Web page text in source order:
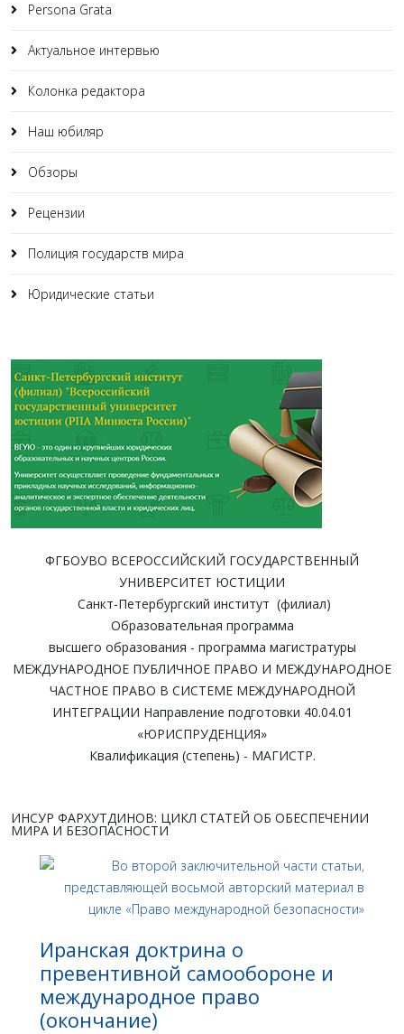
Persona Grata
Актуальное интервью
Колонка редактора
Наш юбиляр
Обзоры
Рецензии
Полиция государств мира
Юридические статьи
ФГБОУВО ВСЕРОССИЙСКИЙ ГОСУДАРСТВЕННЫЙ
УНИВЕРСИТЕТ ЮСТИЦИИ
Санкт-Петербургский институт (филиал)
Образовательная программа
высшего образования - программа магистратуры
МЕЖДУНАРОДНОЕ ПУБЛИЧНОЕ ПРАВО И МЕЖДУНАРОДНОЕ
ЧАСТНОЕ ПРАВО В СИСТЕМЕ МЕЖДУНАРОДНОЙ
ИНТЕГРАЦИИ Направление подготовки 40.04.01
«ЮРИСПРУДЕНЦИЯ»
Квалификация (степень) - МАГИСТР.
ИНСУР ФАРХУТДИНОВ: ЦИКЛ СТАТЕЙ ОБ ОБЕСПЕЧЕНИИ
МИРА И БЕЗОПАСНОСТИ
Иранская доктрина о
превентивной самообороне и
международное право
(окончание)